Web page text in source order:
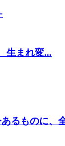
生まれ変...
るものに、